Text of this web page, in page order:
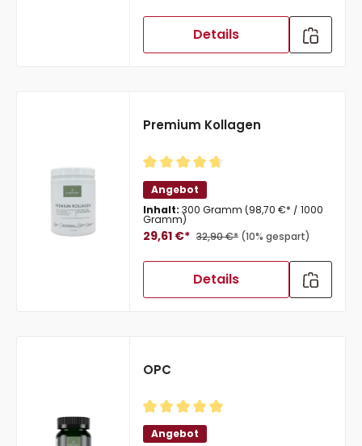
Details
Premium Kollagen
Durchschnittliche Bewertung von
Angebot
Inhalt: 300 Gramm (98,70 €* / 1000
Gramm)
29,61 €* 32,90 €* (10% gespart)
Details
OPC
Durchschnittliche Bewertung von
Angebot